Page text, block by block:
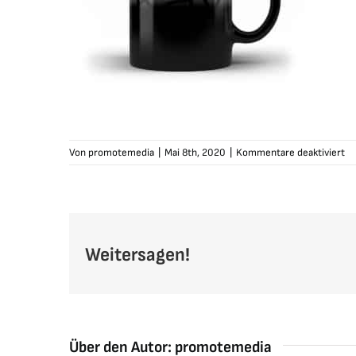
Von promotemedia Mai 8th, 2020 Kommentare deaktiviertfür
Weitersagen!
Über den Autor: promotemedia